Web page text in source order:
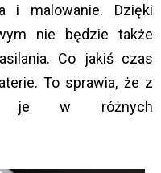
i malowanie. Dzięki
nie będzie także
Co jakiś czas
To sprawia, że z
je w różnych